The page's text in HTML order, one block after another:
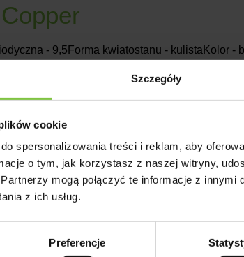
Szczegóły
cookie
spersonalizowania treści i reklam, aby
o tym, jak korzystasz z naszej witryny,
mogą połączyć te informacje z innymi
z ich usług.
Preferencje
- 9,5Forma kwiatostanu - kulistaKolor -
White
- 8Forma kwiatostanu - kulistaKolor -